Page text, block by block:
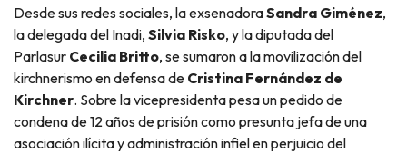
Desde sus redes sociales, la exsenadoraSandra Giménez,
la delegada del Inadi, Silvia Risko, y la diputada del
Parlasur Cecilia Britto, se sumaron a la movilización del
kirchnerismo en defensa de Cristina Fernández de
Kirchner. Sobre la vicepresidenta pesa un pedido de
condena de 12 años de prisión como presunta jefa de una
asociación ilícita y administración infiel en perjuicio del